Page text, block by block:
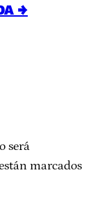
→
será
marcados